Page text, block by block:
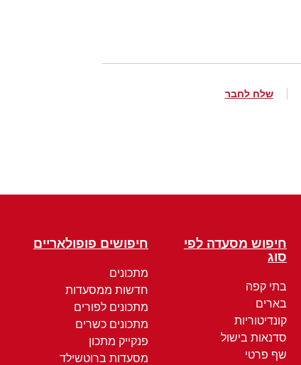
שלח לחבר
חיפוש מסעדה לפי
סוג
בתי קפה
בארים
קונדיטוריות
סדנאות בישול
שף פרטי
חיפושים פופולאריים
מתכונים
חדשות ממסעדות
מתכונים לפורים
מתכונים כשרים
פנקייק מתכון
מסעדות ברוטשילד